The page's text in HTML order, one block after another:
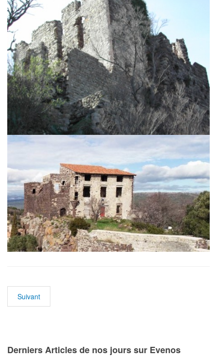
Suivant
Derniers Articles de nos jours sur Evenos